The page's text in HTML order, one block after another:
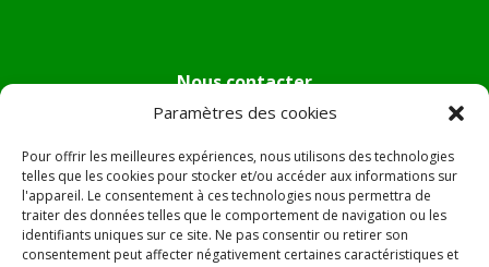
Paramètres des cookies
Pour offrir les meilleures expériences, nous utilisons des technologies
telles que les cookies pour stocker et/ou accéder aux informations sur
l'appareil. Le consentement à ces technologies nous permettra de
traiter des données telles que le comportement de navigation ou les
identifiants uniques sur ce site. Ne pas consentir ou retirer son
consentement peut affecter négativement certaines caractéristiques et
Nous contacter
Tél :04.95.36.24.02
Mail:
mairie.pietradiverde@wanadoo.fr
Adresse :Hôtel de ville de Pietra di Verde
Le village
20230 Pietra di Verde